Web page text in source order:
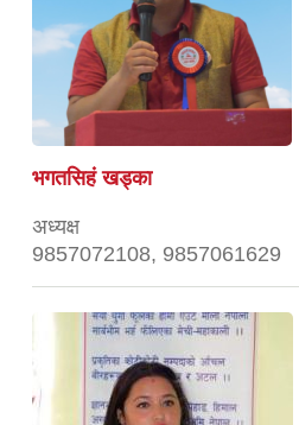
भगतसिहं खड्का
अध्यक्ष
9857072108, 9857061629